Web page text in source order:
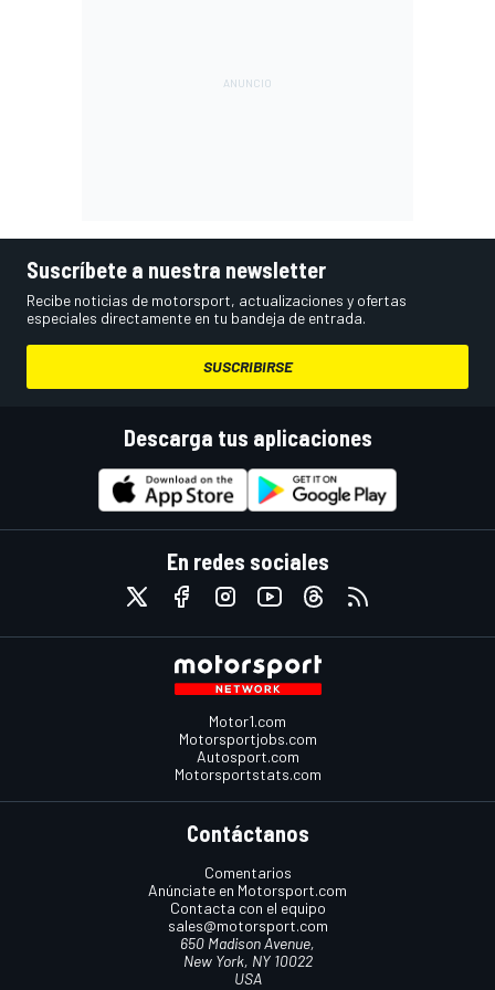
Suscríbete a nuestra newsletter
Recibe noticias de motorsport, actualizaciones y ofertas
especiales directamente en tu bandeja de entrada.
SUSCRIBIRSE
Descarga tus aplicaciones
En redes sociales
Motor1.com
Motorsportjobs.com
Autosport.com
Motorsportstats.com
Contáctanos
Comentarios
Anúnciate en Motorsport.com
Contacta con el equipo
sales@motorsport.com
650 Madison Avenue,
New York, NY 10022
USA